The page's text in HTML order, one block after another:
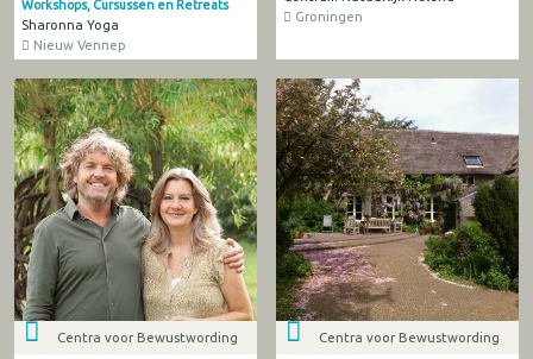
Workshops, Cursussen en Retreats
Sharonna Yoga
Nieuw Vennep
Groningen
Centra voor Bewustwording Centra voor Bewustwording